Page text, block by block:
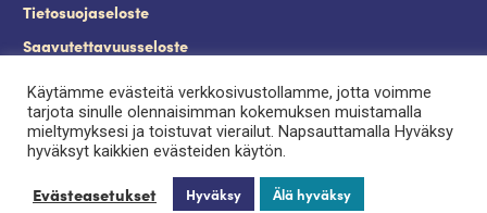
Tietosuojaseloste
Saavutettavuusseloste
Palveluntuottajan kirjautuminen.
Käytämme evästeitä verkkosivustollamme, jotta voimme
tarjota sinulle olennaisimman kokemuksen muistamalla
mieltymyksesi ja toistuvat vierailut. Napsauttamalla Hyväksy
hyväksyt kaikkien evästeiden käytön.
Evästeasetukset Hyväksy Älä hyväksy